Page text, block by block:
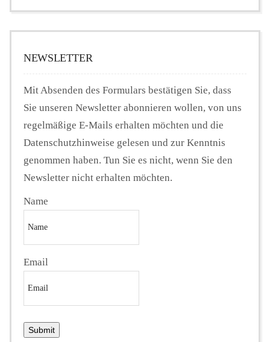
NEWSLETTER
Mit Absenden des Formulars bestätigen Sie, dass
Sie unseren Newsletter abonnieren wollen, von uns
regelmäßige E-Mails erhalten möchten und die
Datenschutzhinweise gelesen und zur Kenntnis
genommen haben. Tun Sie es nicht, wenn Sie den
Newsletter nicht erhalten möchten.
Name
Email